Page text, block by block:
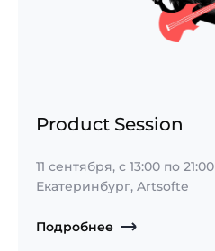
Product Session
11 сентября, с 13:00 по 21:00
Екатеринбург, Artsofte
Подробнее